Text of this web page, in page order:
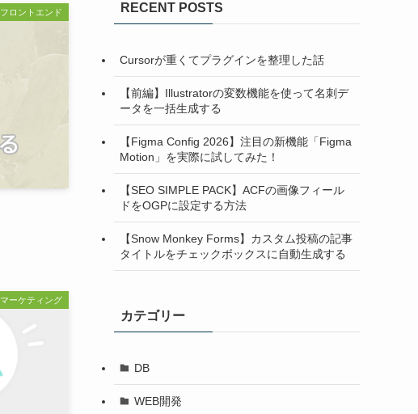
フロントエンド
マーケティング
RECENT POSTS
Cursorが重くてプラグインを整理した話
【前編】Illustratorの変数機能を使って名刺デ
ータを一括生成する
【Figma Config 2026】注目の新機能「Figma
Motion」を実際に試してみた！
【SEO SIMPLE PACK】ACFの画像フィール
ドをOGPに設定する方法
【Snow Monkey Forms】カスタム投稿の記事
タイトルをチェックボックスに自動生成する
カテゴリー
DB
WEB開発